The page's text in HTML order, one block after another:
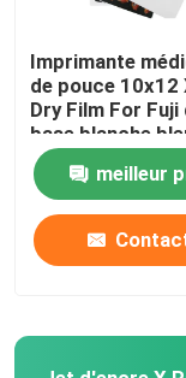
Imprimante
Imprimante de
Logiciel
Imprimante
de pouce 10x12
Dry Film For Fuji
base blanche
Ray Film
meilleur